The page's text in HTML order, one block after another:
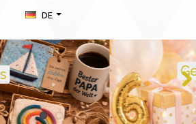
DE
feiern mit Stil
Ballons · Tischdeko · Karten · Zahlen
GEBURTSTAGSDEKO ENTDECKEN